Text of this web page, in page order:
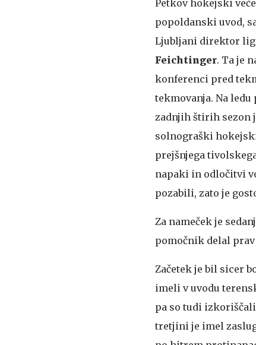
Petkov hokejski
popoldanski uvod,
Ljubljani direktor
Feichtinger. Ta je
konferenci pred
tekmovanja. Na
zadnjih štirih sezon
solnograški
prejšnjega
napaki in odločitvi
pozabili, zato je
Za nameček je
pomočnik delal prav
Začetek je bil sicer
imeli v uvodu
pa so tudi
tretjini je imel